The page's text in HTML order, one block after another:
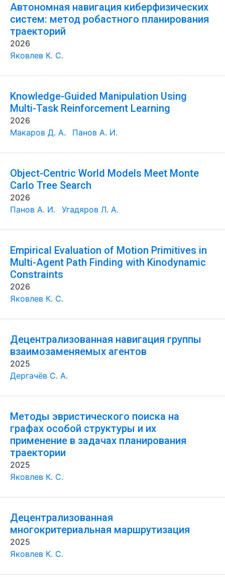
Автономная навигация киберфизических
систем: метод робастного планирования
траекторий
2026
Яковлев К. С.
Knowledge-Guided Manipulation Using
Multi-Task Reinforcement Learning
2026
Макаров Д. А.
Панов А. И.
Object-Centric World Models Meet Monte
Carlo Tree Search
2026
Панов А. И.
Угадяров Л. А.
Empirical Evaluation of Motion Primitives in
Multi-Agent Path Finding with Kinodynamic
Constraints
2026
Яковлев К. С.
Децентрализованная навигация группы
взаимозаменяемых агентов
2025
Дергачёв С. А.
Методы эвристического поиска на
графах особой структуры и их
применение в задачах планирования
траектории
2025
Яковлев К. С.
Децентрализованная
многокритериальная маршрутизация
2025
Яковлев К. С.